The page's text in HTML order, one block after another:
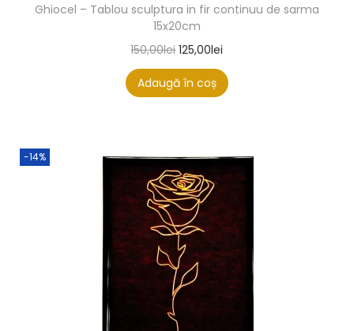
Ghiocel – Tablou sculptura in fir continuu de sarma
15x20cm
150,00lei 125,00lei
Adaugă în coș
-14%